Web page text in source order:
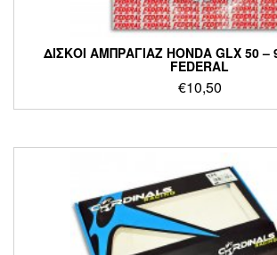
ΔΙΣΚΟΙ ΑΜΠΡΑΓΙΑΖ HONDA GLX 50 –
FEDERAL
€10,50